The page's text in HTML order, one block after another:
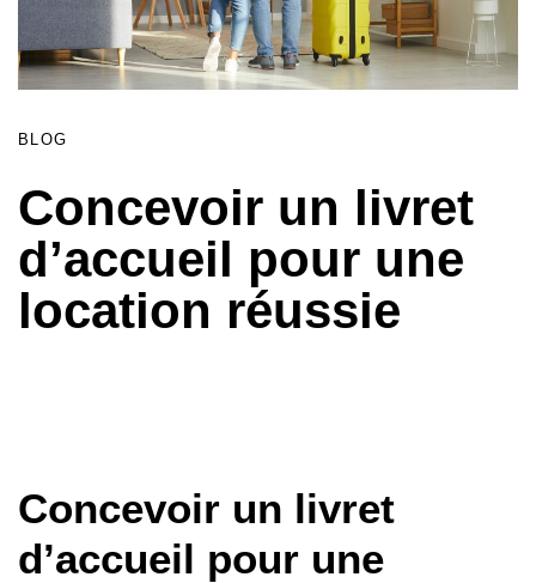
BLOG
Concevoir un livret
d’accueil pour une
location réussie
Concevoir un livret
d’accueil pour une